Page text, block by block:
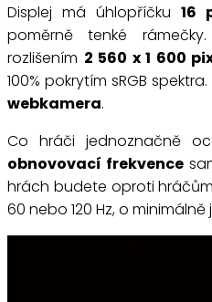
Displej má úhlopříčku 16
poměrně tenké
rozlišením 2 560 x 1 600
100% pokrytím sRGB
webkamera.
Co hráči jednoznačně
obnovovací frekvence
hrách budete oproti
60 nebo 120 Hz, o